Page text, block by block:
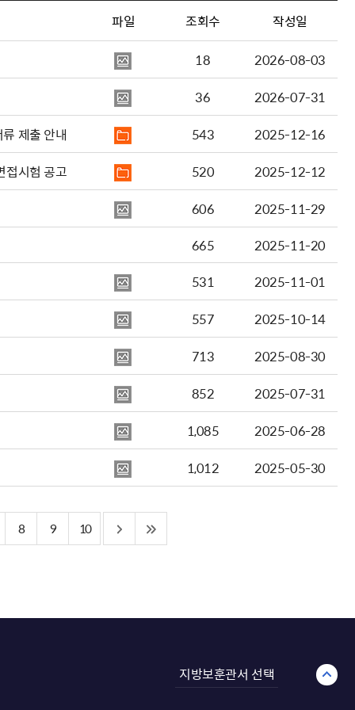
파일 조회수 작성일
18
2026-08-03
36
2026-07-31
표 및 채용서류 제출 안내
543
2025-12-16
자 발표 및 면접시험 공고
520
2025-12-12
606
2025-11-29
665
2025-11-20
531
2025-11-01
557
2025-10-14
713
2025-08-30
852
2025-07-31
1,085
2025-06-28
1,012
2025-05-30
8 9 10
지방보훈관서 선택